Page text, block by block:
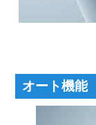
オート機能